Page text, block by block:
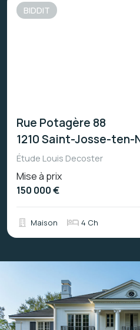
BIDDIT
Rue de la Mélopée 49
1080 Molenbeek-
Étude Alexandra Rhodius
Mise à prix
140 000 €
Appartement